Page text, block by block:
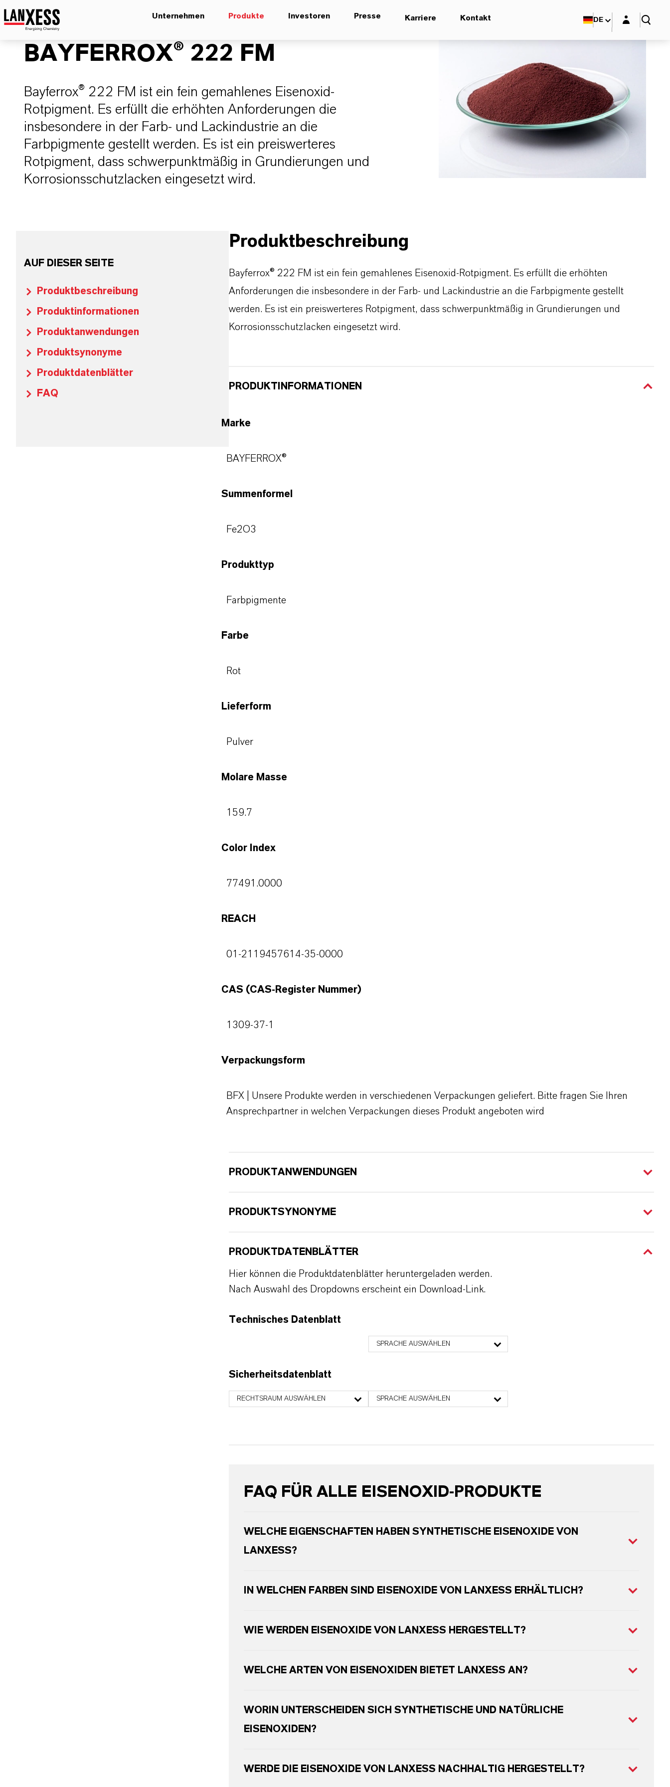
Unternehmen Produkte Investoren Presse Karriere Kontakt DE Login-Maske
BAYFERROX® 222 FM
Bayferrox® 222 FM ist ein fein gemahlenes Eisenoxid-
Rotpigment. Es erfüllt die erhöhten Anforderungen die
insbesondere in der Farb- und Lackindustrie an die
Farbpigmente gestellt werden. Es ist ein preiswerteres
Rotpigment, dass schwerpunktmäßig in Grundierungen und
Korrosionsschutzlacken eingesetzt wird.
AUF DIESER SEITE
Produktbeschreibung
Produktinformationen
Produktanwendungen
Produktsynonyme
Produktdatenblätter
FAQ
Produktbeschreibung
Bayferrox® 222 FM ist ein fein gemahlenes Eisenoxid-Rotpigment. Es erfüllt die erhöhten
Anforderungen die insbesondere in der Farb- und Lackindustrie an die Farbpigmente gestellt
werden. Es ist ein preiswerteres Rotpigment, dass schwerpunktmäßig in Grundierungen und
Korrosionsschutzlacken eingesetzt wird.
PRODUKTINFORMATIONEN
Marke
BAYFERROX®
Summenformel
Fe2O3
Produkttyp
Farbpigmente
Farbe
Rot
Lieferform
Pulver
Molare Masse
159.7
Color Index
77491.0000
REACH
01-2119457614-35-0000
CAS (CAS-Register Nummer)
1309-37-1
Verpackungsform
BFX | Unsere Produkte werden in verschiedenen Verpackungen geliefert. Bitte fragen Sie Ihren
Ansprechpartner in welchen Verpackungen dieses Produkt angeboten wird
PRODUKTANWENDUNGEN
PRODUKTSYNONYME
PRODUKTDATENBLÄTTER
Hier können die Produktdatenblätter heruntergeladen werden.
Nach Auswahl des Dropdowns erscheint ein Download-Link.
Technisches Datenblatt
SPRACHE AUSWÄHLEN
Sicherheitsdatenblatt
RECHTSRAUM AUSWÄHLEN SPRACHE AUSWÄHLEN
FAQ FÜR ALLE EISENOXID-PRODUKTE
WELCHE EIGENSCHAFTEN HABEN SYNTHETISCHE EISENOXIDE VON
LANXESS?
IN WELCHEN FARBEN SIND EISENOXIDE VON LANXESS ERHÄLTLICH?
WIE WERDEN EISENOXIDE VON LANXESS HERGESTELLT?
WELCHE ARTEN VON EISENOXIDEN BIETET LANXESS AN?
WORIN UNTERSCHEIDEN SICH SYNTHETISCHE UND NATÜRLICHE
EISENOXIDEN?
WERDE DIE EISENOXIDE VON LANXESS NACHHALTIG HERGESTELLT?